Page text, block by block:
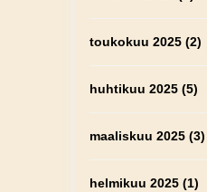
toukokuu 2025 (2)
huhtikuu 2025 (5)
maaliskuu 2025 (3)
helmikuu 2025 (1)